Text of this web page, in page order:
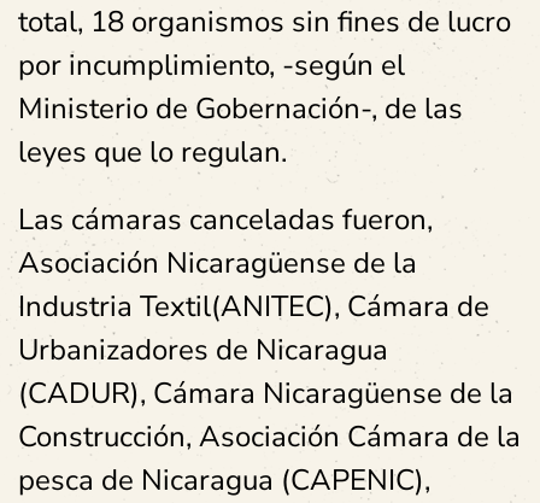
total, 18 organismos sin fines de lucro
por incumplimiento, -según el
Ministerio de Gobernación-, de las
leyes que lo regulan.
Las cámaras canceladas fueron,
Asociación Nicaragüense de la
Industria Textil(ANITEC), Cámara de
Urbanizadores de Nicaragua
(CADUR), Cámara Nicaragüense de la
Construcción, Asociación Cámara de la
pesca de Nicaragua (CAPENIC),